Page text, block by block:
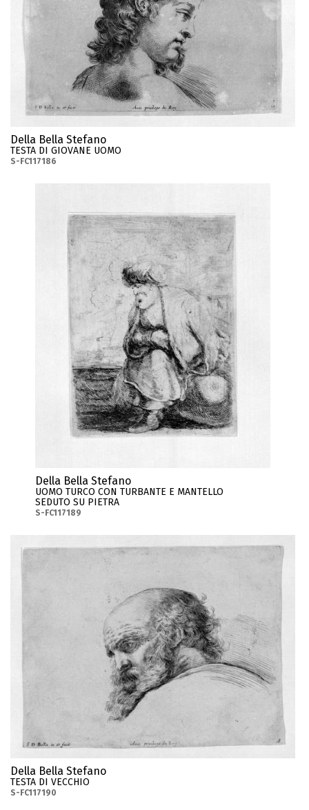
Della Bella Stefano
TESTA DI GIOVANE UOMO
S-FC117186
Della Bella Stefano
UOMO TURCO CON TURBANTE E MANTELLO
SEDUTO SU PIETRA
S-FC117189
Della Bella Stefano
TESTA DI VECCHIO
S-FC117190